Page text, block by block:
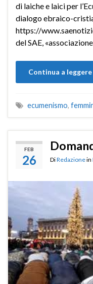
di laiche e laici per
dialogo ebraico-
https://
del SAE, «associazione
Continua a leggere
ecumenismo,
FEB
26 DiRedazionein